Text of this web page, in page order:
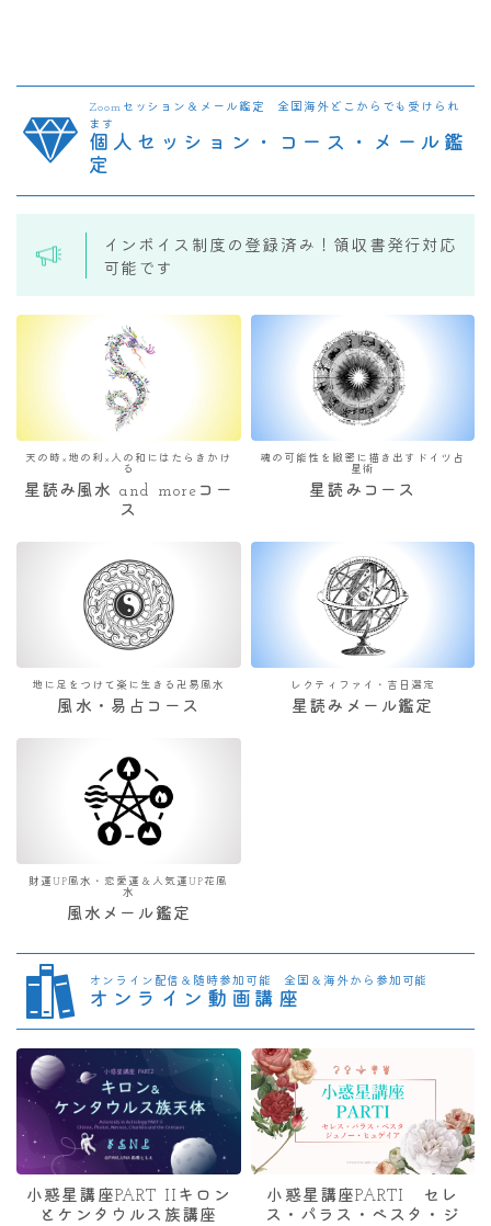
Zoomセッション＆メール鑑定 全国海外どこからでも受けられ
ます
個人セッション・コース・メール鑑
定
インボイス制度の登録済み！領収書発行対応
可能です
天の時×地の利×人の和にはたらきかけ
る
星読み風水 and moreコー
ス
魂の可能性を緻密に描き出すドイツ占
星術
星読みコース
地に足をつけて楽に生きる卍易風水
風水・易占コース
レクティファイ・吉日選定
星読みメール鑑定
財運UP風水・恋愛運＆人気運UP花風
水
風水メール鑑定
オンライン配信＆随時参加可能 全国＆海外から参加可能
オンライン動画講座
小惑星講座PART IIキロン
とケンタウルス族講座
小惑星講座PARTI セレ
ス・パラス・ベスタ・ジ